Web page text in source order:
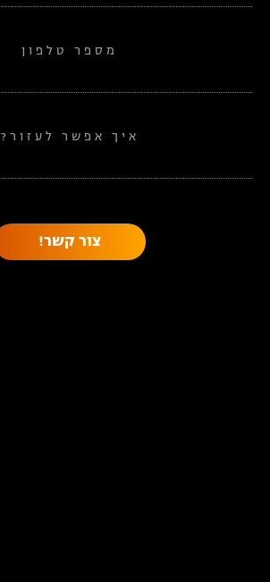
מספר טלפון
איך אפשר לעזור?